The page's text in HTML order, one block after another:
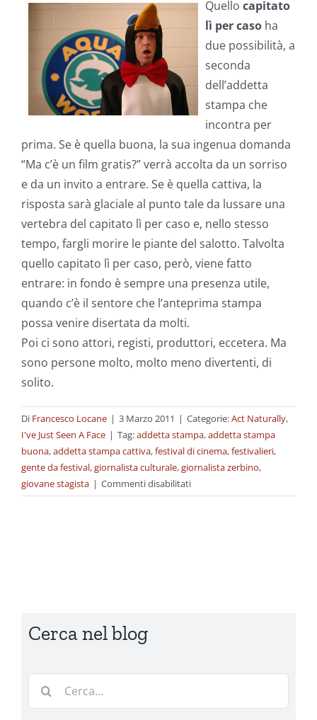
Quello capitato
lì per caso ha
due possibilità, a
seconda
dell’addetta
stampa che
incontra per
prima. Se è quella buona, la sua ingenua domanda
“Ma c’è un film gratis?” verrà accolta da un sorriso
e da un invito a entrare. Se è quella cattiva, la
risposta sarà glaciale al punto tale da lussare una
vertebra del capitato lì per caso e, nello stesso
tempo, fargli morire le piante del salotto. Talvolta
quello capitato lì per caso, però, viene fatto
entrare: in fondo è sempre una presenza utile,
quando c’è il sentore che l’anteprima stampa
possa venire disertata da molti.
Poi ci sono attori, registi, produttori, eccetera. Ma
sono persone molto, molto meno divertenti, di
solito.
Di Francesco Locane | 3 Marzo 2011 | Categorie:Act Naturally,
I've Just Seen A Face | Tag:addetta stampa,addetta stampa
buona,addetta stampa cattiva,festival di cinema,festivalieri,
gente da festival,giornalista culturale,giornalista zerbino,
giovane stagista | Commenti disabilitatisu
Première
Cerca nel blog
Cerca